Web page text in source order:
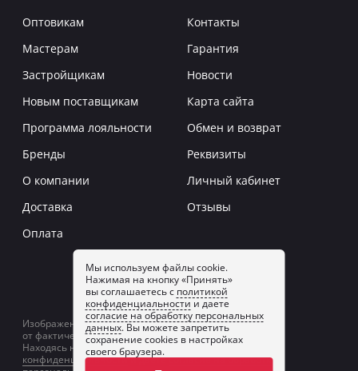
Мы используем файлы cookie.
Нажимая на кнопку «Принять»
вы соглашаетесь с политикой
конфиденциальности и даете
согласие на обработку персональных
данных. Вы можете запретить
сохранение cookies в настройках
своего браузера.
Оптовикам
Мастерам
Застройщикам
Новым поставщикам
Программа лояльности
Бренды
О компании
Доставка
Оплата
Контакты
Гарантия
Новости
Карта сайта
Обмен и возврат
Реквизиты
Личный кабинет
Отзывы
Заказать звонок
Изображение товаров на сайте может отличаться
от фактического изображения.
Находясь на сайте, вы принимаетеполитику
конфиденциальностии даетесогласие на обработку